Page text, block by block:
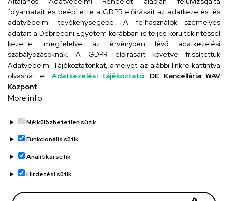
Szervezeti telefonkönyv
UD telefonkönyv
Adatvédelem
Adatvédelem
Régi oldal
folyamatait és beépítette a GDPR előírásait az adatkezelési és
adatvédelmi tevékenységébe. A felhasználók személyes
adatait a Debreceni Egyetem korábban is teljes körültekintéssel
kezelte, megfelelve az érvényben lévő adatkezelési
szabályozásoknak. A GDPR előírásait követve frissítettük
Adatvédelmi Tájékoztatónkat, amelyet az alábbi linkre kattintva
olvashat el: Adatkezelési tájékoztató. DE Kancellária WAV
Központ
More info
Nélkülözhetetlen sütik
Funkcionális sütik
Analitikai sütik
Hirdetési sütik